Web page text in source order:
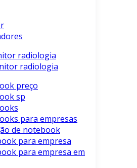
radiologia
radiologia
preço
sp
para empresas
de notebook
para empresa
para empresa em